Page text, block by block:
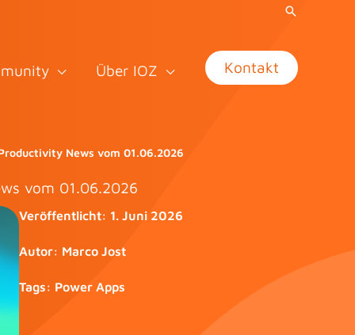
Über IOZ Kontakt
News vom 01.06.2026
vom 01.06.2026
Veröffentlicht: 1. Juni 2026
Autor: Marco Jost
Tags: Power Apps